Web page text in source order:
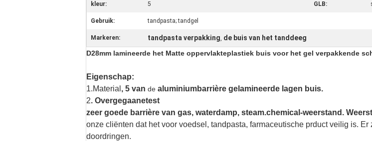
kleur: 5 GLB:
Gebruik: tandpasta; tandgel
Markeren: tandpasta verpakking, de buis van het tanddeeg
D28mm lamineerde het Matte oppervlakteplastiek buis voor het gel verpakkende
Eigenschap:
1.Material , 5 van de aluminiumbarrière gelamineerde lagen buis.
2. Overgegaanetest
zeer goede barrière van gas, waterdamp, steam.chemical-weerstand.
onze cliënten dat het voor voedsel, tandpasta, farmaceutische prduct veilig is.
doordringen.